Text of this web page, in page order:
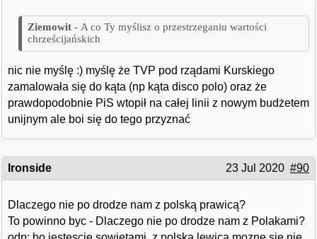
A co Ty myślisz o przestrzeganiu wartości
chrześcijańskich
nic nie myślę :) myślę że TVP pod rządami Kurskiego
zamalowała się do kąta (np kąta disco polo) oraz że
prawdopodobnie PiS wtopił na całej linii z nowym budżetem
unijnym ale boi się do tego przyznać
Ironside 23 Jul 2020 #90
Dlaczego nie po drodze nam z polską prawicą?
To powinno byc - Dlaczego nie po drodze nam z Polakami?